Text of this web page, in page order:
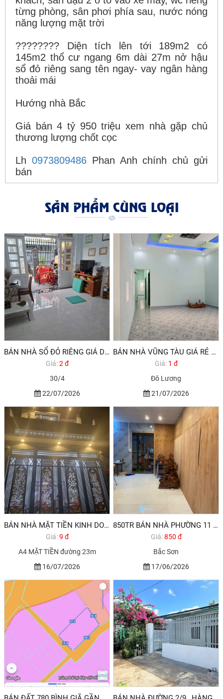
từng phòng, sân phơi phía sau, nước nóng
năng lượng mặt trời
???????? Diện tích lên tới 189m2 có
145m2 thổ cư ngang 6m dài 27m nở hậu
sổ đỏ riêng sang tên ngay- vay ngân hàng
thoải mái
Hướng nhà Bắc
Giá bán 4 tỷ 950 triệu xem nhà gặp chủ
thương lượng chốt cọc
Lh 0973809486Phan Anh chính chủ gửi
bán
SẢN PHẨM CÙNG LOẠI
BÁN NHÀ SỔ ĐỎ RIÊNG GIÁ DƯỚI 2 TỶ ĐƯỜNG 30/4 PHƯỜNG 11 VŨNG TÀU
Giá:2 đ
30/4
22/07/2026
BÁN NHÀ VŨNG TÀU GIÁ RẺ 137M2 1,9 TỶ
Giá: 1 đ
Đô Lương
21/07/2026
BÁN NHÀ MẶT TIỀN KINH DOANH BUÔN BÁN TỐT ĐỐI DIỆN TRƯỜNG C1-2 VŨNG TÀU
Giá:9 đ
A4 MẶT TIỀN đường 23m
16/07/2026
850TR BÁN NHÀ PHƯỜNG 11 VŨNG TÀU. HÀNG HIẾM
Giá:850 đ
Bắc Sơn
17/06/2026